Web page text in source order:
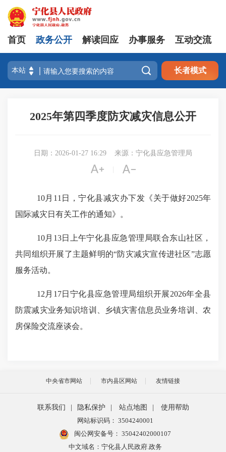
首页 政务公开 解读回应 办事服务 互动交流
 长者模式
2025年第四季度防灾减灾信息公开
日期：2026-01-27 16:29 来源：宁化县应急管理局
 
10月11日，宁化县减灾办下发《关于做好2025年
国际减灾日有关工作的通知》。
10月13日上午宁化县应急管理局联合东山社区，
共同组织开展了主题鲜明的“防灾减灾宣传进社区”志愿
服务活动。
12月17日宁化县应急管理局组织开展2026年全县
防震减灾业务知识培训、乡镇灾害信息员业务培训、农
房保险交流座谈会。
中央省市网站 市内县区网站 友情链接
联系我们 隐私保护 站点地图
使用帮助
网站标识码： 3504240001
闽公网安备号： 35042402000107
中文域名：宁化县人民政府.政务